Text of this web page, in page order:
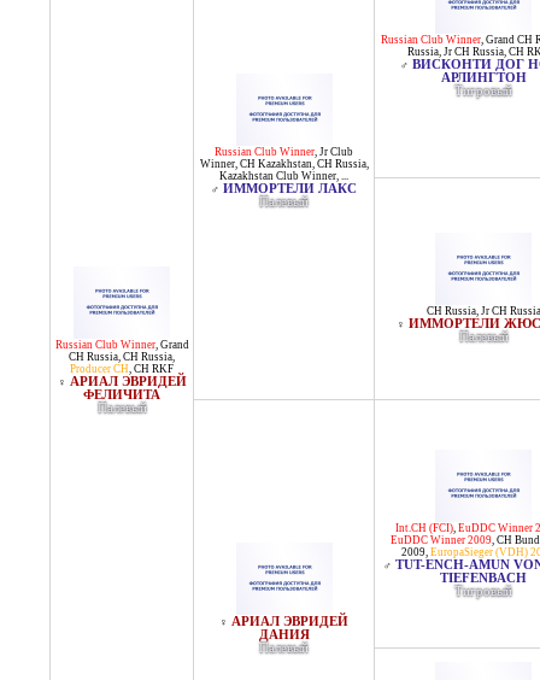
Russian Club Winner, Grand
CH Russia, CH Russia,
Producer CH, CH RKF
♀ АРИАЛ ЭВРИДЕЙ
ФЕЛИЧИТА
Палевый
Russian Club Winner, Jr Club
Winner, CH Kazakhstan, CH Russia,
Kazakhstan Club Winner, ...
♂ ИММОРТЕЛИ ЛАКС
Палевый
Russian Club Winner, Grand CH
Russia, Jr CH Russia, CH
♂ ВИСКОНТИ ДОГ
АРЛИНГТОН
Тигровый
CH Russia, Jr CH Russia
♀ ИММОРТЕЛИ
Палевый
♀ АРИАЛ ЭВРИДЕЙ
ДАНИЯ
Палевый
Int.CH (FCI), EuDDC Winner
EuDDC Winner 2009, CH
2009, EuropaSieger (VDH)
♂ TUT-ENCH-AMUN
TIEFENBACH
Тигровый